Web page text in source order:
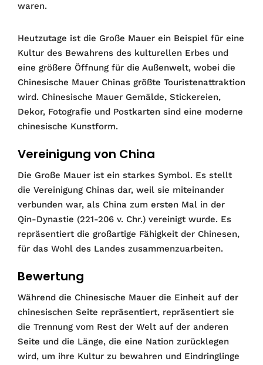
waren.
Heutzutage ist die Große Mauer ein Beispiel für eine
Kultur des Bewahrens des kulturellen Erbes und
eine größere Öffnung für die Außenwelt, wobei die
Chinesische Mauer Chinas größte Touristenattraktion
wird. Chinesische Mauer Gemälde, Stickereien,
Dekor, Fotografie und Postkarten sind eine moderne
chinesische Kunstform.
Vereinigung von China
Die Große Mauer ist ein starkes Symbol. Es stellt
die Vereinigung Chinas dar, weil sie miteinander
verbunden war, als China zum ersten Mal in der
Qin-Dynastie (221-206 v. Chr.) vereinigt wurde. Es
repräsentiert die großartige Fähigkeit der Chinesen,
für das Wohl des Landes zusammenzuarbeiten.
Bewertung
Während die Chinesische Mauer die Einheit auf der
chinesischen Seite repräsentiert, repräsentiert sie
die Trennung vom Rest der Welt auf der anderen
Seite und die Länge, die eine Nation zurücklegen
wird, um ihre Kultur zu bewahren und Eindringlinge